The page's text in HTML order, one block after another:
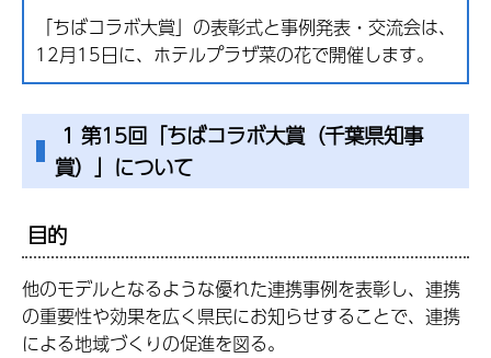
「ちばコラボ大賞」の表彰式と事例発表・交流会は、
12月15日に、ホテルプラザ菜の花で開催します。
1 第15回「ちばコラボ大賞（千葉県知事
賞）」について
目的
他のモデルとなるような優れた連携事例を表彰し、連携
の重要性や効果を広く県民にお知らせすることで、連携
による地域づくりの促進を図る。